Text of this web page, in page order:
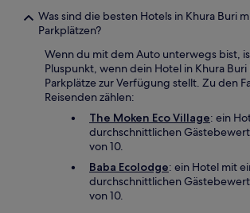
Was sind die besten Hotels in Khura Buri
Parkplätzen?
Wenn du mit dem Auto unterwegs bist,
Pluspunkt, wenn dein Hotel in Khura
Parkplätze zur Verfügung stellt. Zu den
Reisenden zählen:
The Moken Eco Village: ein
durchschnittlichen
von 10.
Baba Ecolodge: ein Hotel mit
durchschnittlichen
von 10.